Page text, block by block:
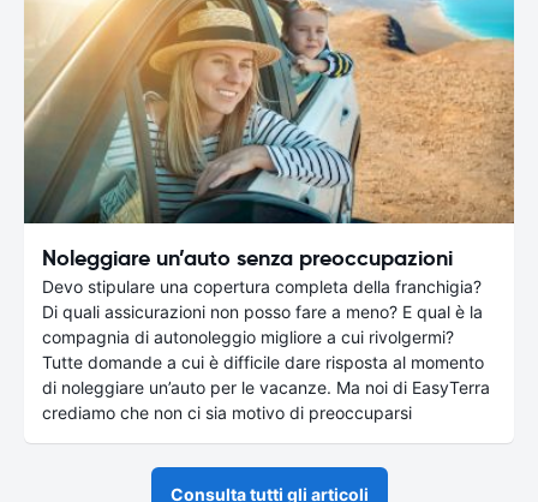
Noleggiare un’auto senza preoccupazioni
Devo stipulare una copertura completa della franchigia?
Di quali assicurazioni non posso fare a meno? E qual è la
compagnia di autonoleggio migliore a cui rivolgermi?
Tutte domande a cui è difficile dare risposta al momento
di noleggiare un’auto per le vacanze. Ma noi di EasyTerra
crediamo che non ci sia motivo di preoccuparsi
Consulta tutti gli articoli